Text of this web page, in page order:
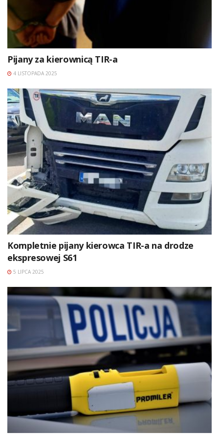
Pijany za kierownicą TIR-a
4 LISTOPADA 2025
Kompletnie pijany kierowca TIR-a na drodze
ekspresowej S61
5 LIPCA 2025